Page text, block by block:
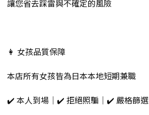
讓您省去踩雷與不確定的風險
👩 女孩品質保障
本店所有女孩皆為日本本地短期兼職
✔️ 本人到場｜✔️ 拒絕照騙｜✔️ 嚴格篩選